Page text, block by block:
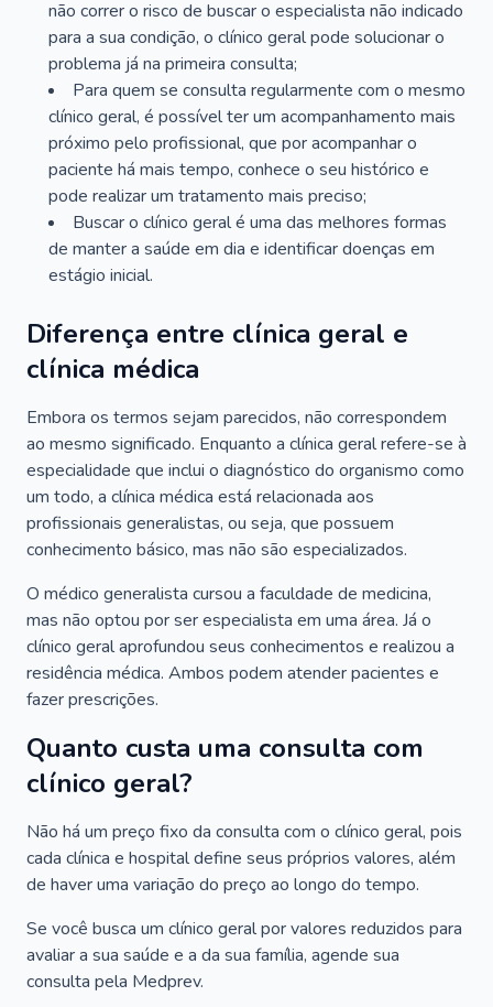
não correr o risco de buscar o especialista não indicado
para a sua condição, o clínico geral pode solucionar o
problema já na primeira consulta;
Para quem se consulta regularmente com o mesmo
clínico geral, é possível ter um acompanhamento mais
próximo pelo profissional, que por acompanhar o
paciente há mais tempo, conhece o seu histórico e
pode realizar um tratamento mais preciso;
Buscar o clínico geral é uma das melhores formas
de manter a saúde em dia e identificar doenças em
estágio inicial.
Diferença entre clínica geral e
clínica médica
Embora os termos sejam parecidos, não correspondem
ao mesmo significado. Enquanto a clínica geral refere-se à
especialidade que inclui o diagnóstico do organismo como
um todo, a clínica médica está relacionada aos
profissionais generalistas, ou seja, que possuem
conhecimento básico, mas não são especializados.
O médico generalista cursou a faculdade de medicina,
mas não optou por ser especialista em uma área. Já o
clínico geral aprofundou seus conhecimentos e realizou a
residência médica. Ambos podem atender pacientes e
fazer prescrições.
Quanto custa uma consulta com
clínico geral?
Não há um preço fixo da consulta com o clínico geral, pois
cada clínica e hospital define seus próprios valores, além
de haver uma variação do preço ao longo do tempo.
Se você busca um clínico geral por valores reduzidos para
avaliar a sua saúde e a da sua família, agende sua
consulta pela Medprev.